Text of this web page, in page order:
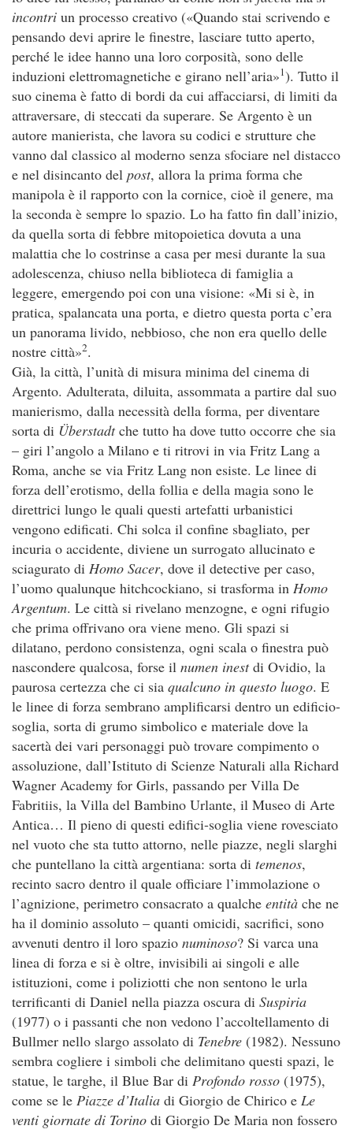
incontri un processo creativo («Quando stai scrivendo e
pensando devi aprire le finestre, lasciare tutto aperto,
perché le idee hanno una loro corposità, sono delle
induzioni elettromagnetiche e girano nell’aria»1). Tutto il
suo cinema è fatto di bordi da cui affacciarsi, di limiti da
attraversare, di steccati da superare. Se Argento è un
autore manierista, che lavora su codici e strutture che
vanno dal classico al moderno senza sfociare nel distacco
e nel disincanto del post, allora la prima forma che
manipola è il rapporto con la cornice, cioè il genere, ma
la seconda è sempre lo spazio. Lo ha fatto fin dall’inizio,
da quella sorta di febbre mitopoietica dovuta a una
malattia che lo costrinse a casa per mesi durante la sua
adolescenza, chiuso nella biblioteca di famiglia a
leggere, emergendo poi con una visione: «Mi si è, in
pratica, spalancata una porta, e dietro questa porta c’era
un panorama livido, nebbioso, che non era quello delle
nostre città»2.
Già, la città, l’unità di misura minima del cinema di
Argento. Adulterata, diluita, assommata a partire dal suo
manierismo, dalla necessità della forma, per diventare
sorta di Überstadtche tutto ha dove tutto occorre che sia
– giri l’angolo a Milano e ti ritrovi in via Fritz Lang a
Roma, anche se via Fritz Lang non esiste. Le linee di
forza dell’erotismo, della follia e della magia sono le
direttrici lungo le quali questi artefatti urbanistici
vengono edificati. Chi solca il confine sbagliato, per
incuria o accidente, diviene un surrogato allucinato e
sciagurato di Homo Sacer, dove il detective per caso,
l’uomo qualunque hitchcockiano, si trasforma in Homo
Argentum. Le città si rivelano menzogne, e ogni rifugio
che prima offrivano ora viene meno. Gli spazi si
dilatano, perdono consistenza, ogni scala o finestra può
nascondere qualcosa, forse il numen inestdi Ovidio, la
paurosa certezza che ci sia qualcuno in questo luogo. E
le linee di forza sembrano amplificarsi dentro un edificio-
soglia, sorta di grumo simbolico e materiale dove la
sacertà dei vari personaggi può trovare compimento o
assoluzione, dall’Istituto di Scienze Naturali alla Richard
Wagner Academy for Girls, passando per Villa De
Fabritiis, la Villa del Bambino Urlante, il Museo di Arte
Antica… Il pieno di questi edifici-soglia viene rovesciato
nel vuoto che sta tutto attorno, nelle piazze, negli slarghi
che puntellano la città argentiana: sorta di temenos,
recinto sacro dentro il quale officiare l’immolazione o
l’agnizione, perimetro consacrato a qualche entità che ne
ha il dominio assoluto – quanti omicidi, sacrifici, sono
avvenuti dentro il loro spazio numinoso? Si varca una
linea di forza e si è oltre, invisibili ai singoli e alle
istituzioni, come i poliziotti che non sentono le urla
terrificanti di Daniel nella piazza oscura di Suspiria
(1977) o i passanti che non vedono l’accoltellamento di
Bullmer nello slargo assolato di Tenebre (1982). Nessuno
sembra cogliere i simboli che delimitano questi spazi, le
statue, le targhe, il Blue Bar di Profondo rosso (1975),
come se le Piazze d’Italia di Giorgio de Chirico e Le
venti giornate di Torino di Giorgio De Maria non fossero